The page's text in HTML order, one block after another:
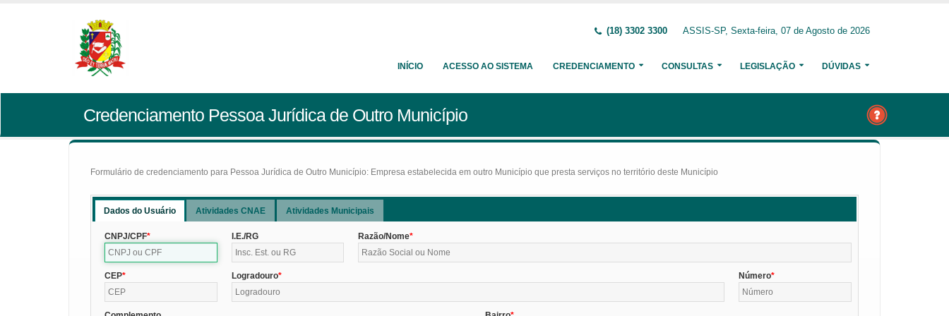
(18) 3302 3300 ASSIS-SP, Sexta-feira, 07 de Agosto de 2026
INÍCIO ACESSO AO SISTEMA CREDENCIAMENTO CONSULTAS LEGISLAÇÃO DÚVIDAS
Credenciamento Pessoa Jurídica de Outro Município
Formulário de credenciamento para Pessoa Jurídica de Outro Município: Empresa estabelecida em outro Município que presta serviços no território deste Município
Dados do Usuário Atividades CNAE Atividades Municipais
CNPJ/CPF I.E./RG Razão/Nome
CEP Logradouro Número